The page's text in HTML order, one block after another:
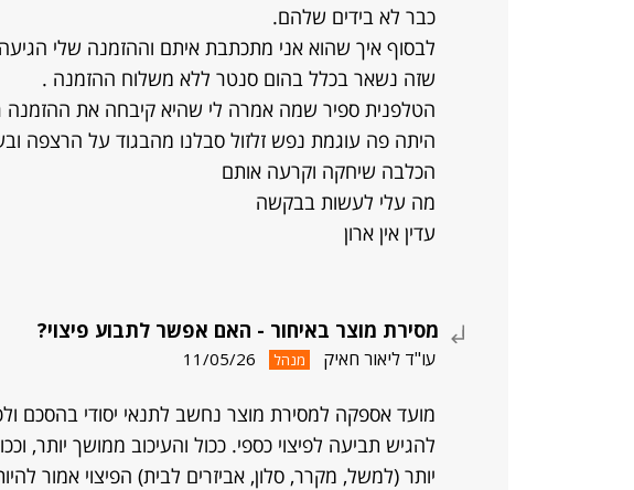
כבר לא בידים שלהם.
שזה נשאר בכלל בהום סנטר ללא משלוח ההזמנה .
הטלפנית ספיר שמה אמרה לי שהיא קיבחה את ההזמנה
היתה פה עוגמת נפש זלזול סבלנו מהבגוד על הרצפה
הכלבה שיחקה וקרעה אותם
מה עלי לעשות בבקשה
עדין אין ארון
מסירת מוצר באיחור - האם אפשר לתבוע פיצוי?
עו"ד ליאור חאיק מנהל 11/05/26
מועד אספקה למסירת מוצר נחשב לתנאי יסודי בהסכם
להגיש תביעה לפיצוי כספי. ככול והעיכוב ממושך יותר,
יותר (למשל, מקרר, סלון, אביזרים לבית) הפיצוי אמור